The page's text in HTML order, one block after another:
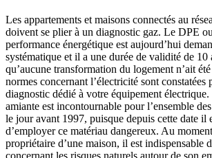
Les appartements et maisons connectés au
doivent se plier à un diagnostic gaz. Le DPE
performance énergétique est aujourd’hui
systématique et il a une durée de validité de 10
qu’aucune transformation du logement n’ait
normes concernant l’électricité sont constatées
diagnostic dédié à votre équipement
amiante est incontournable pour l’ensemble
le jour avant 1997, puisque depuis cette date il
d’employer ce matériau dangereux. Au
propriétaire d’une maison, il est indispensable
concernant les risques naturels autour de son